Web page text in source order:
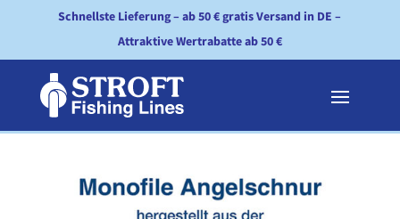
Schnellste Lieferung – ab 50 € gratis Versand in DE –
Attraktive Wertrabatte ab 50 €